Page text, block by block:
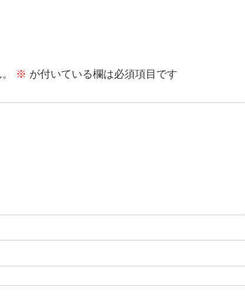
※ が付いている欄は必須項目です